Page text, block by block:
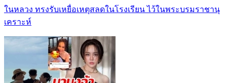
ในหลวง ทรงรับเหยื่อเหตุสลดในโรงเรียน ไว้ในพระบรมราชานุ
เคราะห์